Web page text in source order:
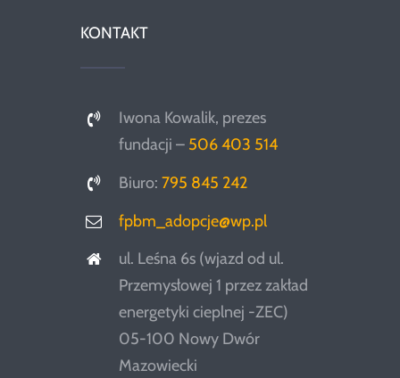
KONTAKT
Iwona Kowalik, prezes
fundacji – 506 403 514
Biuro:795 845 242
fpbm_adopcje@wp.pl
ul. Leśna 6s (wjazd od ul.
Przemysłowej 1 przez zakład
energetyki cieplnej -ZEC)
05-100 Nowy Dwór
Mazowiecki